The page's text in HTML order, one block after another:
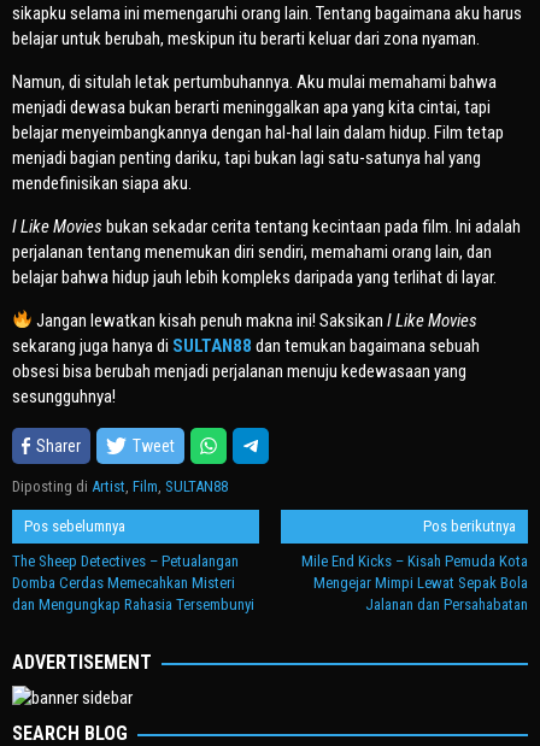
sikapku selama ini memengaruhi orang lain. Tentang bagaimana aku harus
belajar untuk berubah, meskipun itu berarti keluar dari zona nyaman.
Namun, di situlah letak pertumbuhannya. Aku mulai memahami bahwa
menjadi dewasa bukan berarti meninggalkan apa yang kita cintai, tapi
belajar menyeimbangkannya dengan hal-hal lain dalam hidup. Film tetap
menjadi bagian penting dariku, tapi bukan lagi satu-satunya hal yang
mendefinisikan siapa aku.
I Like Movies bukan sekadar cerita tentang kecintaan pada film. Ini adalah
perjalanan tentang menemukan diri sendiri, memahami orang lain, dan
belajar bahwa hidup jauh lebih kompleks daripada yang terlihat di layar.
Jangan lewatkan kisah penuh makna ini! SaksikanI Like Movies
sekarang juga hanya di SULTAN88 dan temukan bagaimana sebuah
obsesi bisa berubah menjadi perjalanan menuju kedewasaan yang
sesungguhnya!
Sharer Tweet
Diposting di Artist Film SULTAN88
Navigasi
pos
Pos sebelumnya
The Sheep Detectives – Petualangan
Domba Cerdas Memecahkan Misteri
dan Mengungkap Rahasia Tersembunyi
Pos berikutnya
Mile End Kicks – Kisah Pemuda Kota
Mengejar Mimpi Lewat Sepak Bola
Jalanan dan Persahabatan
ADVERTISEMENT
SEARCH BLOG